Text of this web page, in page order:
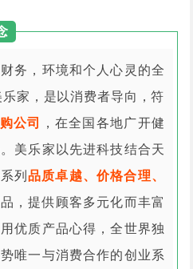
务，环境和个人心灵的全
家，是以消费者导向，符
公司
，在全国各地广开健
美乐家以先进科技结合天
列 品质卓越、价格合理、
，提供顾客多元化而丰富
优质产品心得，全世界独
唯一与消费合作的创业系